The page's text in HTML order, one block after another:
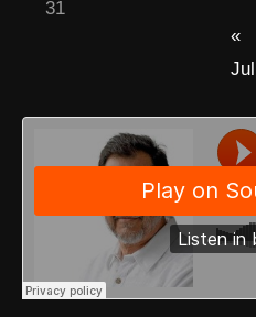
31
«
Jul